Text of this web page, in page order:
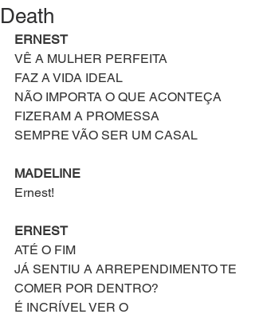
Death
ERNEST
VÊ A MULHER PERFEITA
FAZ A VIDA IDEAL
NÃO IMPORTA O QUE ACONTEÇA
FIZERAM A PROMESSA
SEMPRE VÃO SER UM CASAL
MADELINE
Ernest!
ERNEST
ATÉ O FIM
JÁ SENTIU A ARREPENDIMENTO TE
COMER POR DENTRO?
É INCRÍVEL VER O